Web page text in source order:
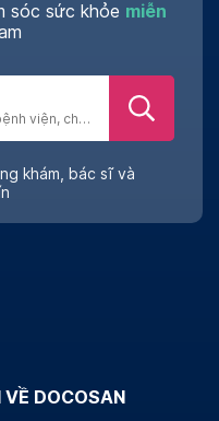
sóc sức khỏe miễn
khám, bác sĩ và
VỀ DOCOSAN